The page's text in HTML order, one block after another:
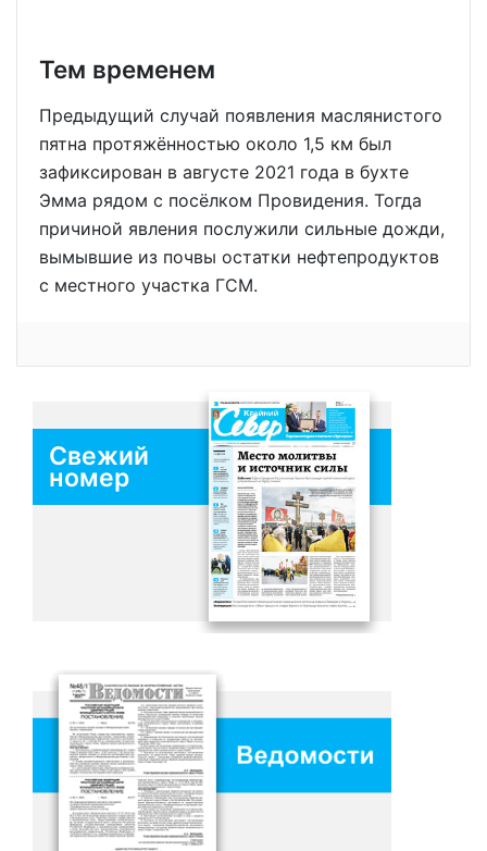
Тем временем
Предыдущий случай появления маслянистого
пятна протяжённостью около 1,5 км был
зафиксирован в августе 2021 года в бухте
Эмма рядом с посёлком Провидения. Тогда
причиной явления послужили сильные дожди,
вымывшие из почвы остатки нефтепродуктов
с местного участка ГСМ.
Свежий
номер